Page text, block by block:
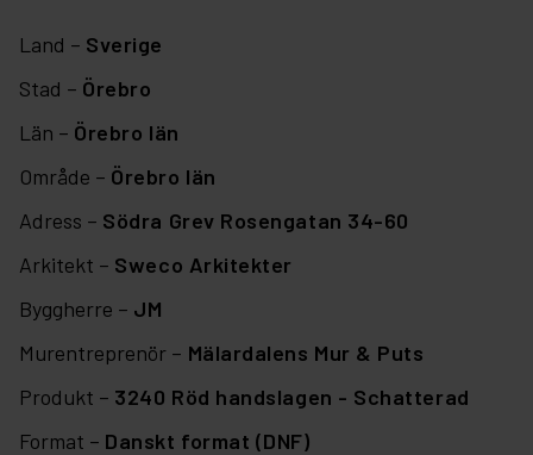
Land – Sverige
Stad – Örebro
Län – Örebro län
Område – Örebro län
Adress – Södra Grev Rosengatan 34-60
Arkitekt – Sweco Arkitekter
Byggherre – JM
Murentreprenör – Mälardalens Mur & Puts
Produkt – 3240 Röd handslagen - Schatterad
Format – Danskt format (DNF)